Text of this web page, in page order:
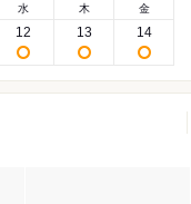
水
12
木
13
金
14